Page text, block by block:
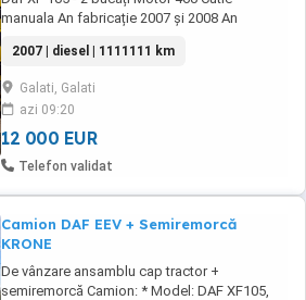
manuala An fabricație 2007 și 2008 An
au reparație capitală făcută, inclusiv motorul
făcut de la zero(factura garantie) Preț - 12.000
euro bucata Preț cu semiremorcă Schmitz-
16.000 euro bucata Mașinile au tahografe ...
2007 | diesel | 1111111 km
Galati, Galati
azi 09:20
12 000 EUR
Telefon validat
Camion DAF EEV + Semiremorcă
KRONE
De vânzare ansamblu cap tractor +
semiremorcă Camion: * Model: DAF XF105,